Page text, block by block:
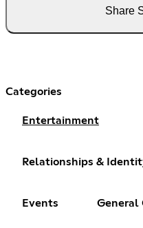
Share
Categories
Entertainment
Relationships &
Events General